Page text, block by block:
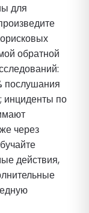
для
обратной
послушания
инциденты по
через
действия,